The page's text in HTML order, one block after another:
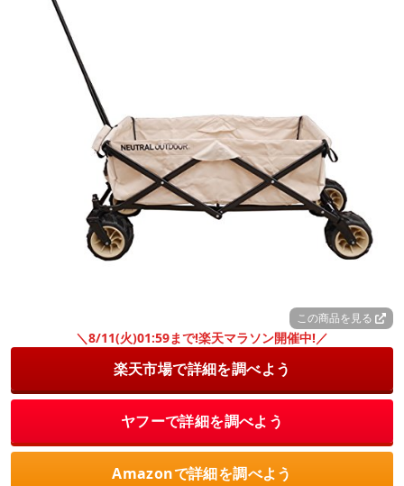
この商品を見る
＼8/11(火)01:59まで!楽天マラソン開催中!／
楽天市場で詳細を調べよう
ヤフーで詳細を調べよう
Amazonで詳細を調べよう